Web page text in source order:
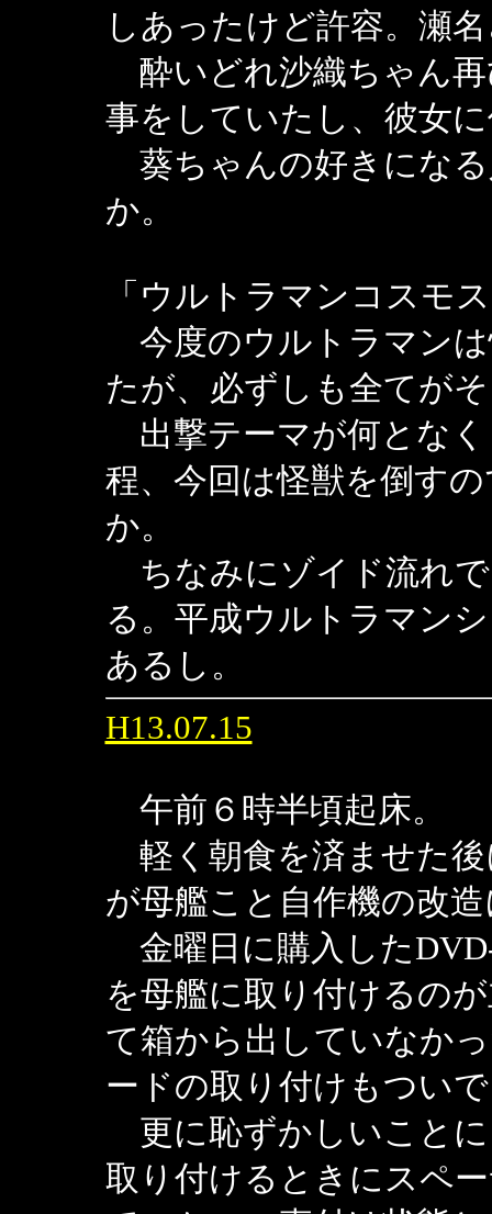
しあったけど許容。瀬
酔いどれ沙織ちゃん再
事をしていたし、彼女
葵ちゃんの好きにな
か。
「ウルトラマンコスモ
今度のウルトラマン
たが、必ずしも全てが
出撃テーマが何とな
程、今回は怪獣を倒す
か。
ちなみにゾイド流れ
る。平成ウルトラマン
あるし。
H13.07.15
午前６時半頃起床。
軽く朝食を済ませた後
が母艦こと自作機の改
金曜日に購入した
を母艦に取り付けるの
て箱から出していなか
ードの取り付けもつい
更に恥ずかしいこと
取り付けるときにスペ